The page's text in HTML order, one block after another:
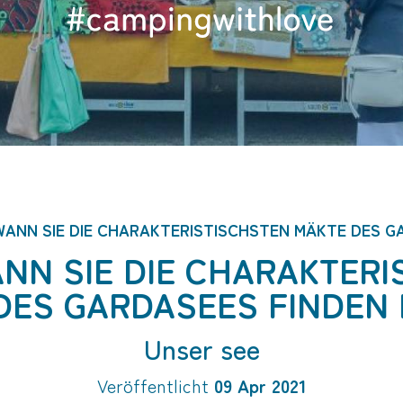
SIE DIE CHARAKTERISTISCHSTEN MÄKTE DES
SIE DIE
GARDASEES FINDEN
Unser see
Veröffentlicht 09 Apr 2021